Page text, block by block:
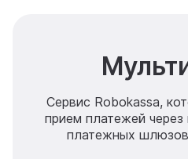
Сервис Robokassa,
прием платежей через
платежных